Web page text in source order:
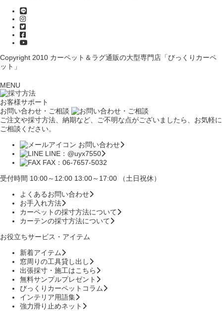
Copyright 2010 カーペット＆ラグ通販の大型専門店「びっくりカーペ
ット」
MENU
お客様サポート
お問い合わせ・ご相談
ご注文や採寸方法、納期など、ご不明な点がございましたら、お気軽に
ご相談ください。
お問い合わせ
LINE：@uyx7550
FAX：06-7657-5032
受付時間 10:00～12:00 13:00～17:00 （土日祝休）
よくあるお問い合わせ
お手入れ方法
カーペットの採寸方法について
カーテンの採寸方法について
お役立ちサービス・アイテム
新着アイテム
窓周りの工具貸し出し
出張採寸・施工はこちら
無料サンプルプレゼント
びっくりカーペットコラム
インテリア用語集
強力滑り止めネット